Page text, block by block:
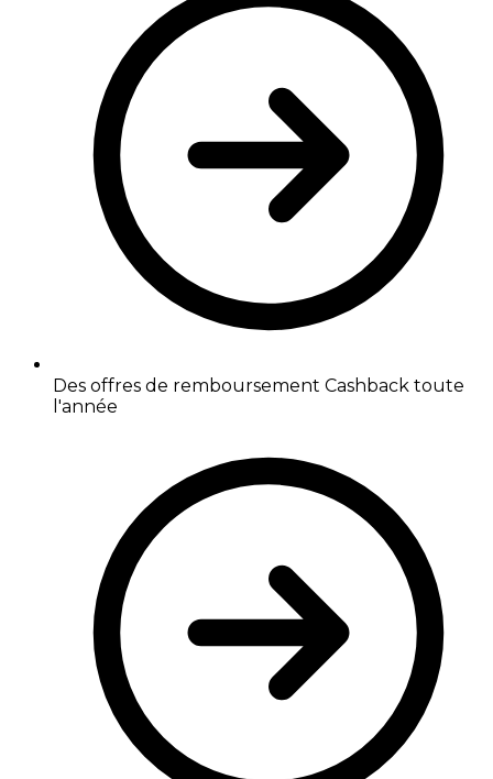
Des offres de remboursement Cashback toute
l'année